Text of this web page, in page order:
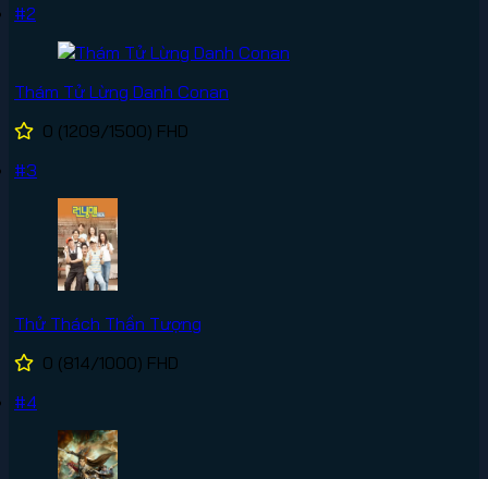
#2
Thám Tử Lừng Danh Conan
0 (1209/1500) FHD
#3
Thử Thách Thần Tượng
0 (814/1000) FHD
#4